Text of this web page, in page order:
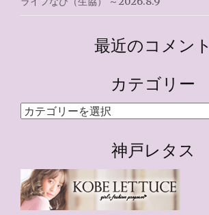
最近のコメント
カテゴリー
カ
ー
神戸レタス